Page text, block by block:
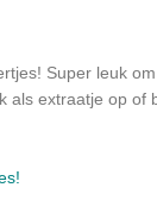
Super leuk
als extraatje op of